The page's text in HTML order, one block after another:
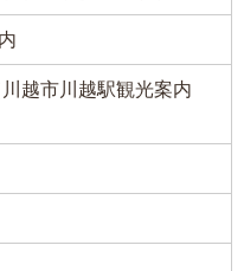
越市川越駅観光案内